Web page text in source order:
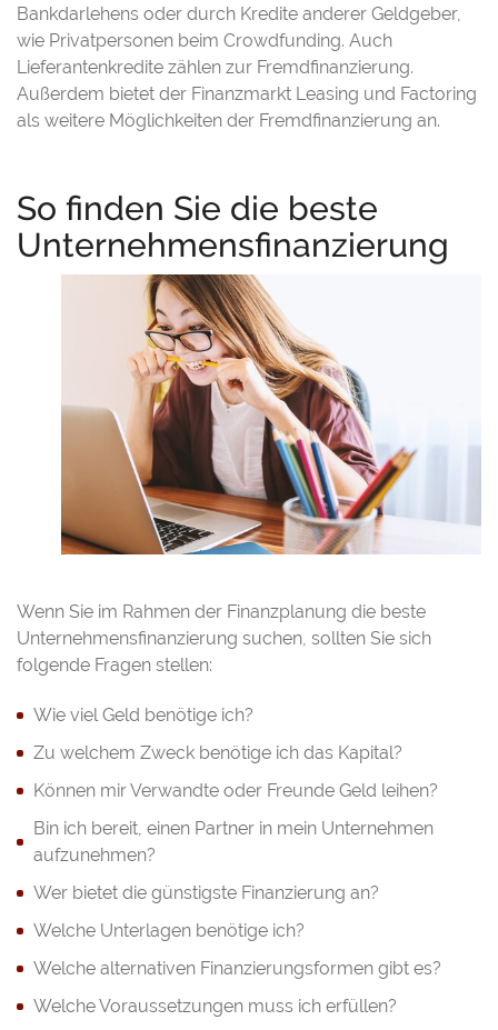
Bankdarlehens oder durch Kredite anderer Geldgeber,
wie Privatpersonen beim Crowdfunding. Auch
Lieferantenkredite zählen zur Fremdfinanzierung.
Außerdem bietet der Finanzmarkt Leasing und Factoring
als weitere Möglichkeiten der Fremdfinanzierung an.
So finden Sie die beste
Unternehmensfinanzierung
Wenn Sie im Rahmen der Finanzplanung die beste
Unternehmensfinanzierung suchen, sollten Sie sich
folgende Fragen stellen:
Wie viel Geld benötige ich?
Zu welchem Zweck benötige ich das Kapital?
Können mir Verwandte oder Freunde Geld leihen?
Bin ich bereit, einen Partner in mein Unternehmen
aufzunehmen?
Wer bietet die günstigste Finanzierung an?
Welche Unterlagen benötige ich?
Welche alternativen Finanzierungsformen gibt es?
Welche Voraussetzungen muss ich erfüllen?